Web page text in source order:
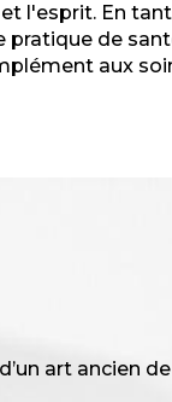
l'esprit. En
de
aux
art ancien